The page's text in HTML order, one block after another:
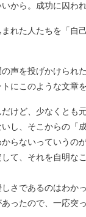
から。成功に囚わ
れた人たちを「自
声を投げかけられ
にこのような文章
けど、少なくとも
し、そこからの「
らないっていうの
て、それを自明な
さであるのはわか
ったので、一応突